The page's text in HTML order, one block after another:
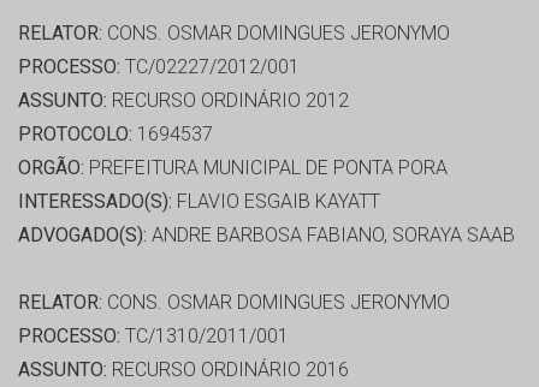
RELATOR: CONS. OSMAR DOMINGUES JERONYMO
PROCESSO: TC/02227/2012/001
ASSUNTO: RECURSO ORDINÁRIO 2012
PROTOCOLO: 1694537
ORGÃO: PREFEITURA MUNICIPAL DE PONTA PORA
INTERESSADO(S): FLAVIO ESGAIB KAYATT
ADVOGADO(S): ANDRE BARBOSA FABIANO, SORAYA SAAB
RELATOR: CONS. OSMAR DOMINGUES JERONYMO
PROCESSO: TC/1310/2011/001
ASSUNTO: RECURSO ORDINÁRIO 2016